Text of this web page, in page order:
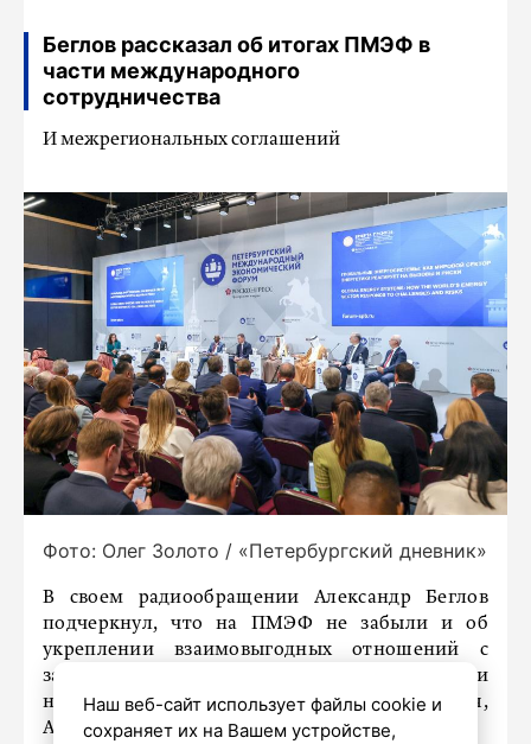
Беглов рассказал об итогах ПМЭФ в
части международного
сотрудничества
И межрегиональных соглашений
Фото: Олег Золото / «Петербургский дневник»
В своем радиообращении Александр Беглов
подчеркнул, что на ПМЭФ не забыли и об
укреплении взаимовыгодных отношений с
зарубежными партнерами Петербурга. Среди
них – Китай, Узбекистан, Куба, Белоруссия,
Абхазия и другие дружественные государства.
Наш веб-сайт использует файлы cookie и
сохраняет их на Вашем устройстве,